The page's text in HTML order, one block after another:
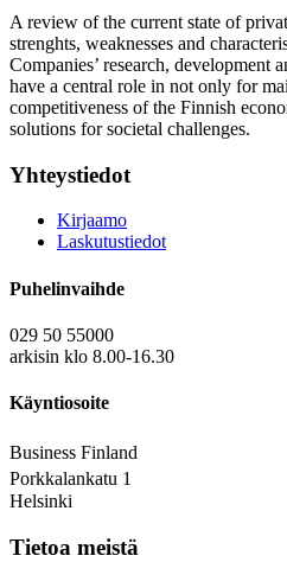
A review of the current state of
strenghts, weaknesses and
Companies’ research,
have a central role in not only for
competitiveness of the Finnish
solutions for societal challenges.
Yhteystiedot
Kirjaamo
Laskutustiedot
Puhelinvaihde
029 50 55000
arkisin klo 8.00-16.30
Käyntiosoite
Business Finland
Porkkalankatu 1
Helsinki
Tietoa meistä